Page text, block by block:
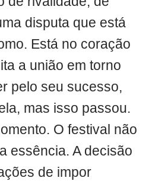
disputa que está
Está no coração
a união em torno
pelo seu sucesso,
mas isso passou.
O festival não
essência. A decisão
de impor